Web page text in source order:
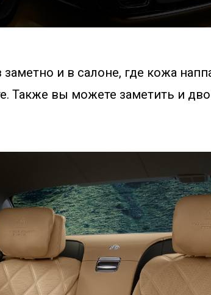
и в салоне, где кожа
Также вы можете заметить и